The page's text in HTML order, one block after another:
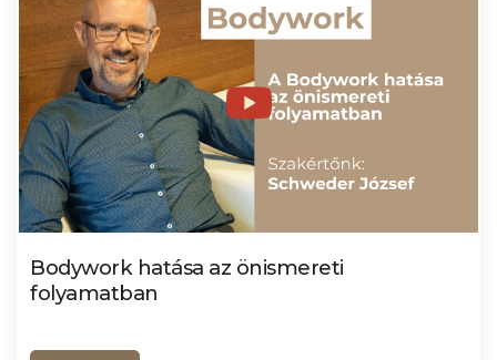
Bodywork hatása az önismereti
folyamatban